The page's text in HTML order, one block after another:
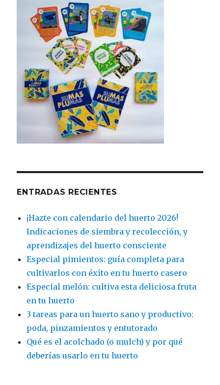
ENTRADAS RECIENTES
¡Hazte con calendario del huerto 2026!
Indicaciones de siembra y recolección, y
aprendizajes del huerto consciente
Especial pimientos: guía completa para
cultivarlos con éxito en tu huerto casero
Especial melón: cultiva esta deliciosa fruta
en tu huerto
3 tareas para un huerto sano y productivo:
poda, pinzamientos y entutorado
Qué es el acolchado (o mulch) y por qué
deberías usarlo en tu huerto